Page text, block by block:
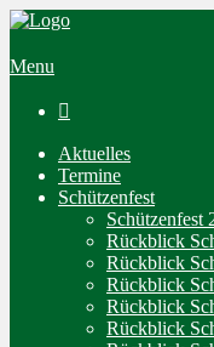
Menu

Aktuelles
Termine
Schützenfest
Schützenfest
Rückblick
Rückblick
Rückblick
Rückblick
Rückblick